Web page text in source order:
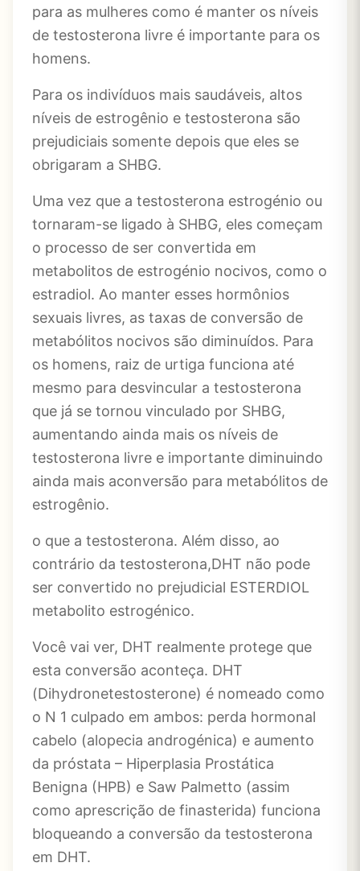
para as mulheres como é manter os níveis
de testosterona livre é importante para os
homens.
Para os indivíduos mais saudáveis, altos
níveis de estrogênio e testosterona são
prejudiciais somente depois que eles se
obrigaram a SHBG.
Uma vez que a testosterona estrogénio ou
tornaram-se ligado à SHBG, eles começam
o processo de ser convertida em
metabolitos de estrogénio nocivos, como o
estradiol. Ao manter esses hormônios
sexuais livres, as taxas de conversão de
metabólitos nocivos são diminuídos. Para
os homens, raiz de urtiga funciona até
mesmo para desvincular a testosterona
que já se tornou vinculado por SHBG,
aumentando ainda mais os níveis de
testosterona livre e importante diminuindo
ainda mais aconversão para metabólitos de
estrogênio.
o que a testosterona. Além disso, ao
contrário da testosterona,DHT não pode
ser convertido no prejudicial ESTERDIOL
metabolito estrogénico.
Você vai ver, DHT realmente protege que
esta conversão aconteça. DHT
(Dihydronetestosterone) é nomeado como
o N 1 culpado em ambos: perda hormonal
cabelo (alopecia androgénica) e aumento
da próstata – Hiperplasia Prostática
Benigna (HPB) e Saw Palmetto (assim
como aprescrição de finasterida) funciona
bloqueando a conversão da testosterona
em DHT.